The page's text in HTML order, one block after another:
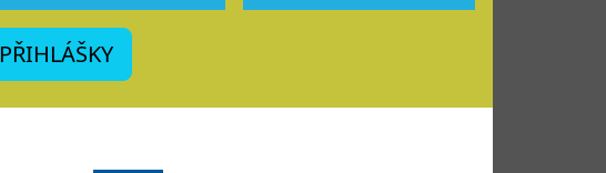
PŘIHLÁŠKY